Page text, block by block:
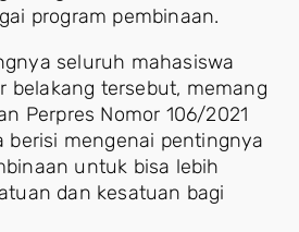
program pembinaan.
seluruh mahasiswa
belakang tersebut, memang
Perpres Nomor 106/2021
berisi mengenai pentingnya
untuk bisa lebih
dan kesatuan bagi